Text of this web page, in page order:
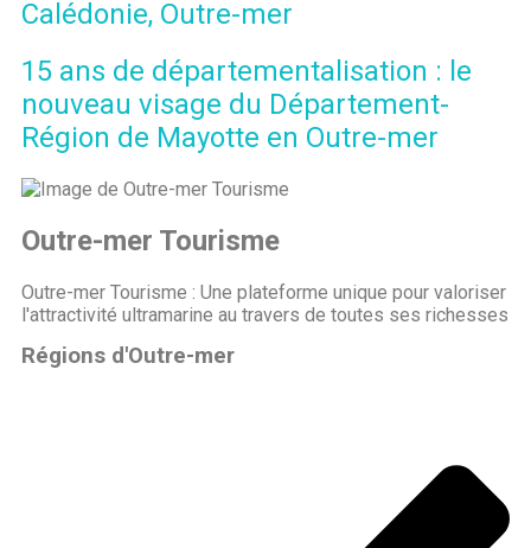
Calédonie, Outre-mer
15 ans de départementalisation : le
nouveau visage du Département-
Région de Mayotte en Outre-mer
Outre-mer Tourisme
Outre-mer Tourisme : Une plateforme unique pour valoriser
l'attractivité ultramarine au travers de toutes ses richesses
Régions d'Outre-mer